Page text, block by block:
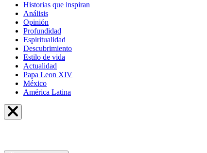
Historias que inspiran
Análisis
Opinión
Profundidad
Espiritualidad
Descubrimiento
Estilo de vida
Actualidad
Papa Leon XIV
México
América Latina